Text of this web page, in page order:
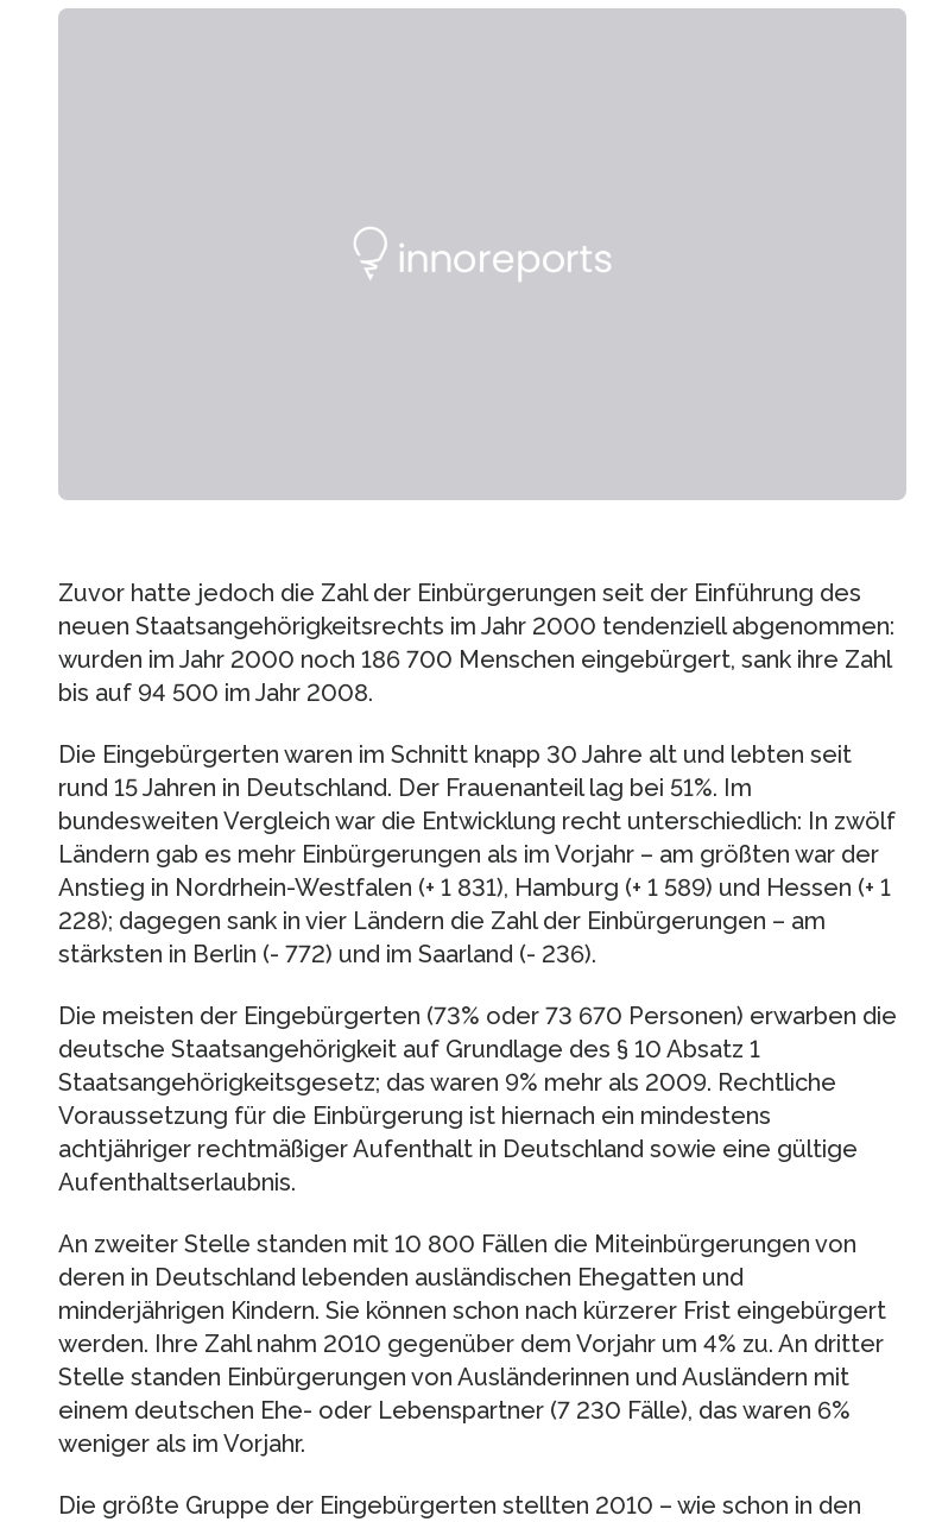
Zuvor hatte jedoch die Zahl der Einbürgerungen seit der Einführung des
neuen Staatsangehörigkeitsrechts im Jahr 2000 tendenziell abgenommen:
wurden im Jahr 2000 noch 186 700 Menschen eingebürgert, sank ihre Zahl
bis auf 94 500 im Jahr 2008.
Die Eingebürgerten waren im Schnitt knapp 30 Jahre alt und lebten seit
rund 15 Jahren in Deutschland. Der Frauenanteil lag bei 51%. Im
bundesweiten Vergleich war die Entwicklung recht unterschiedlich: In zwölf
Ländern gab es mehr Einbürgerungen als im Vorjahr – am größten war der
Anstieg in Nordrhein-Westfalen (+ 1 831), Hamburg (+ 1 589) und Hessen (+ 1
228); dagegen sank in vier Ländern die Zahl der Einbürgerungen – am
stärksten in Berlin (- 772) und im Saarland (- 236).
Die meisten der Eingebürgerten (73% oder 73 670 Personen) erwarben die
deutsche Staatsangehörigkeit auf Grundlage des § 10 Absatz 1
Staatsangehörigkeitsgesetz; das waren 9% mehr als 2009. Rechtliche
Voraussetzung für die Einbürgerung ist hiernach ein mindestens
achtjähriger rechtmäßiger Aufenthalt in Deutschland sowie eine gültige
Aufenthaltserlaubnis.
An zweiter Stelle standen mit 10 800 Fällen die Miteinbürgerungen von
deren in Deutschland lebenden ausländischen Ehegatten und
minderjährigen Kindern. Sie können schon nach kürzerer Frist eingebürgert
werden. Ihre Zahl nahm 2010 gegenüber dem Vorjahr um 4% zu. An dritter
Stelle standen Einbürgerungen von Ausländerinnen und Ausländern mit
einem deutschen Ehe- oder Lebenspartner (7 230 Fälle), das waren 6%
weniger als im Vorjahr.
Die größte Gruppe der Eingebürgerten stellten 2010 – wie schon in den